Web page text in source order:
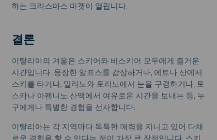
하는 크리스마스 마켓이 열립니다.
결론
이탈리아의 겨울은 스키어와 비스키어 모두에게 즐거운
시간입니다. 웅장한 알프스를 감상하거나, 에트나 산에서
스키를 타거나, 밀라노와 토리노에서 눈을 구경하거나, 토
스카나 아펜니노 산맥에서 여유로운 시간을 보내는 등, 누
구에게나 특별한 경험을 선사합니다.
이탈리아는 각 지역마다 독특한 매력을 지니고 있어 다채